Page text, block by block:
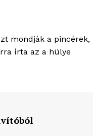
mondják a pincérek,
írta az a hülye